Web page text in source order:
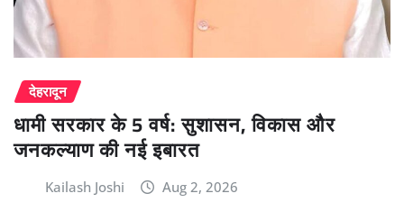
देहरादून
धामी सरकार के 5 वर्ष: सुशासन, विकास और
जनकल्याण की नई इबारत
Kailash Joshi Aug 2, 2026